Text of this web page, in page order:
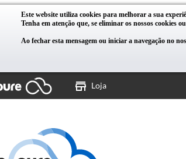
Este website utiliza cookies para melhorar a sua
Tenha em atenção que, se eliminar os nossos cookies
Ao fechar esta mensagem ou iniciar a navegação no
Loja